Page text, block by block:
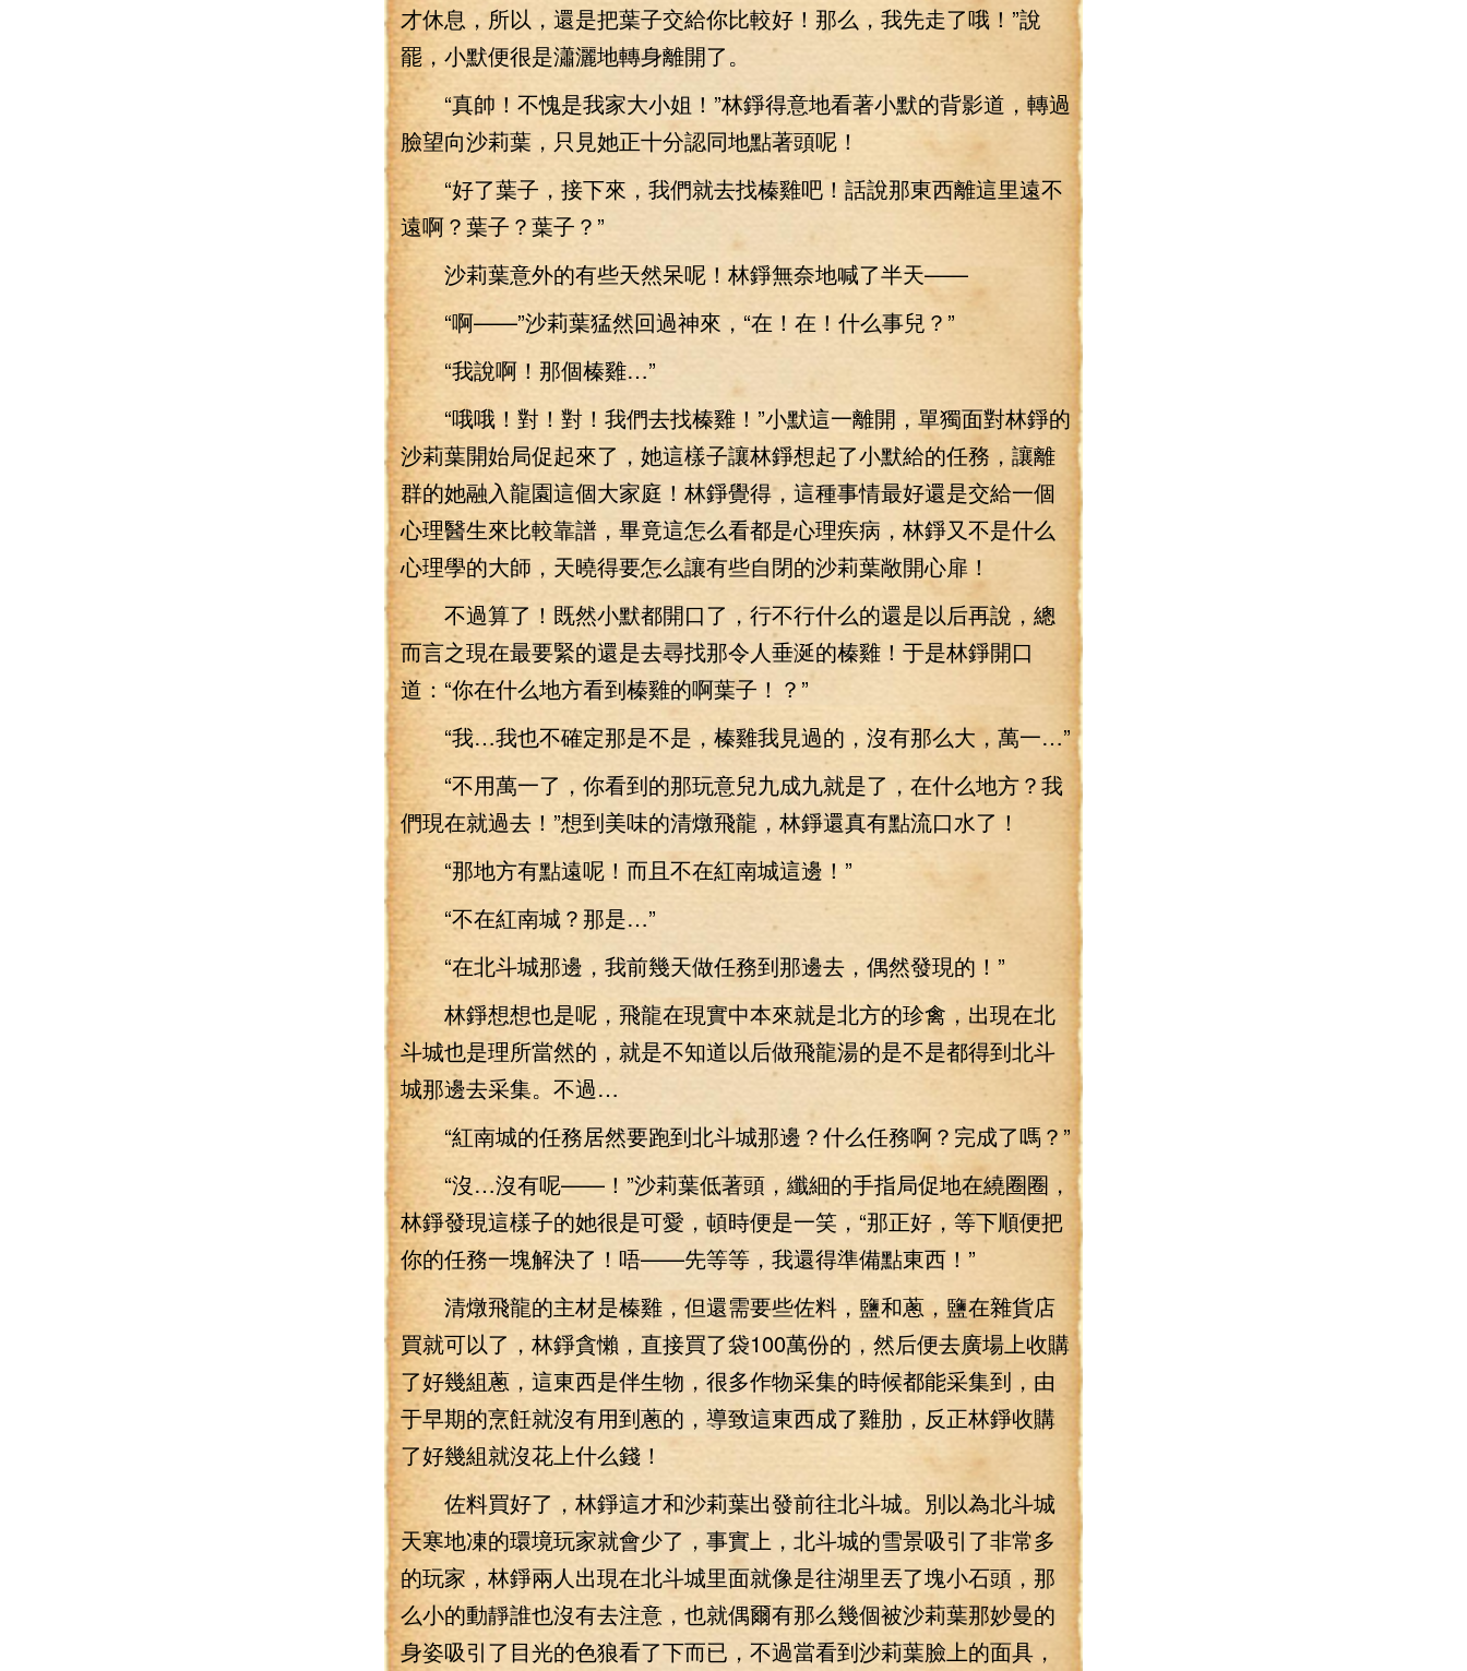
才休息，所以，還是把葉子交給你比較好！那么，我先走了哦！”說
罷，小默便很是瀟灑地轉身離開了。
“真帥！不愧是我家大小姐！”林錚得意地看著小默的背影道，轉過
臉望向沙莉葉，只見她正十分認同地點著頭呢！
“好了葉子，接下來，我們就去找榛雞吧！話說那東西離這里遠不
遠啊？葉子？葉子？”
沙莉葉意外的有些天然呆呢！林錚無奈地喊了半天——
“啊——”沙莉葉猛然回過神來，“在！在！什么事兒？”
“我說啊！那個榛雞…”
“哦哦！對！對！我們去找榛雞！”小默這一離開，單獨面對林錚的
沙莉葉開始局促起來了，她這樣子讓林錚想起了小默給的任務，讓離
群的她融入龍園這個大家庭！林錚覺得，這種事情最好還是交給一個
心理醫生來比較靠譜，畢竟這怎么看都是心理疾病，林錚又不是什么
心理學的大師，天曉得要怎么讓有些自閉的沙莉葉敞開心扉！
不過算了！既然小默都開口了，行不行什么的還是以后再說，總
而言之現在最要緊的還是去尋找那令人垂涎的榛雞！于是林錚開口
道：“你在什么地方看到榛雞的啊葉子！？”
“我…我也不確定那是不是，榛雞我見過的，沒有那么大，萬一…”
“不用萬一了，你看到的那玩意兒九成九就是了，在什么地方？我
們現在就過去！”想到美味的清燉飛龍，林錚還真有點流口水了！
“那地方有點遠呢！而且不在紅南城這邊！”
“不在紅南城？那是…”
“在北斗城那邊，我前幾天做任務到那邊去，偶然發現的！”
林錚想想也是呢，飛龍在現實中本來就是北方的珍禽，出現在北
斗城也是理所當然的，就是不知道以后做飛龍湯的是不是都得到北斗
城那邊去采集。不過…
“紅南城的任務居然要跑到北斗城那邊？什么任務啊？完成了嗎？”
“沒…沒有呢——！”沙莉葉低著頭，纖細的手指局促地在繞圈圈，
林錚發現這樣子的她很是可愛，頓時便是一笑，“那正好，等下順便把
你的任務一塊解決了！唔——先等等，我還得準備點東西！”
清燉飛龍的主材是榛雞，但還需要些佐料，鹽和蔥，鹽在雜貨店
買就可以了，林錚貪懶，直接買了袋100萬份的，然后便去廣場上收購
了好幾組蔥，這東西是伴生物，很多作物采集的時候都能采集到，由
于早期的烹飪就沒有用到蔥的，導致這東西成了雞肋，反正林錚收購
了好幾組就沒花上什么錢！
佐料買好了，林錚這才和沙莉葉出發前往北斗城。別以為北斗城
天寒地凍的環境玩家就會少了，事實上，北斗城的雪景吸引了非常多
的玩家，林錚兩人出現在北斗城里面就像是往湖里丟了塊小石頭，那
么小的動靜誰也沒有去注意，也就偶爾有那么幾個被沙莉葉那妙曼的
身姿吸引了目光的色狼看了下而已，不過當看到沙莉葉臉上的面具，